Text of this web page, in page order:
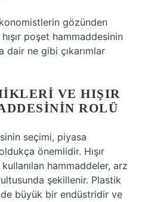
gözünden
poşet hammaddesinin
dair ne gibi çıkarımlar
VE HIŞIR
ROLÜ
seçimi, piyasa
önemlidir. Hışır
hammaddeler, arz
şekillenir. Plastik
büyük bir endüstridir ve